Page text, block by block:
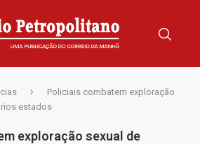
Policiais combatem exploração
estados
exploração sexual de